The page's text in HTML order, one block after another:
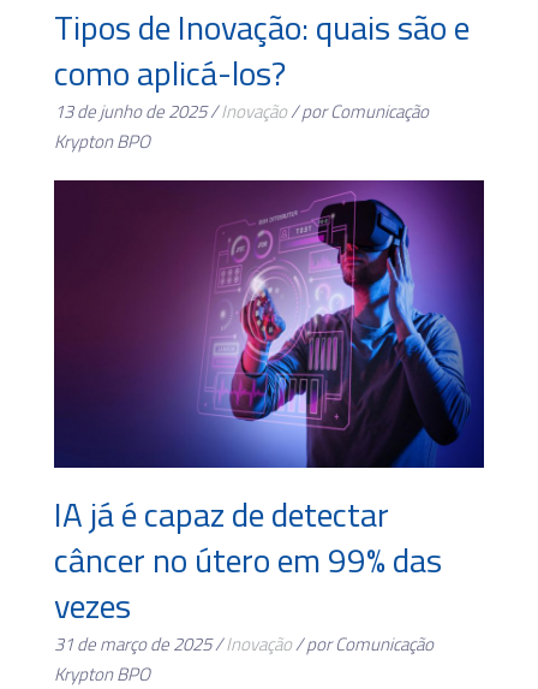
Tipos de Inovação: quais são e
como aplicá-los?
13 de junho de 2025 /Inovação/ por Comunicação
Krypton BPO
IA já é capaz de detectar
câncer no útero em 99% das
vezes
31 de março de 2025 /Inovação/ por Comunicação
Krypton BPO